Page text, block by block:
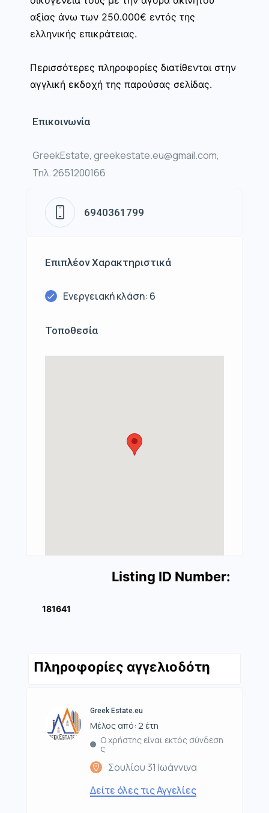
αξίας άνω των 250.000€ εντός της
ελληνικής επικράτειας.
Περισσότερες πληροφορίες διατίθενται στην
αγγλική εκδοχή της παρούσας σελίδας.
Επικοινωνία
GreekEstate, greekestate.eu@gmail.com,
Τηλ. 2651200166
6940361799
Επιπλέον Χαρακτηριστικά
Ενεργειακή κλάση: 6
Τοποθεσία
Listing ID Number:
181641
Πληροφορίες αγγελιοδότη
Greek Estate.eu
Μέλος από: 2 έτη
Ο χρήστης είναι εκτός σύνδεση
ς
Σουλίου 31 Ιωάννινα
Δείτε όλες τις Αγγελίες